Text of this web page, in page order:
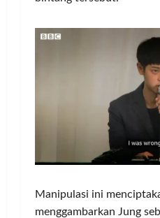
Manipulasi ini
menggambarkan Jung